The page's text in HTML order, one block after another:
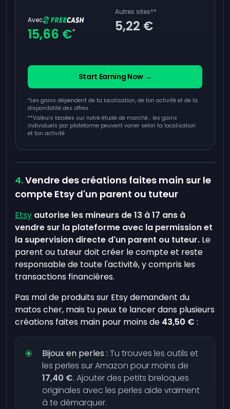
Avec
15,66 €*
Autres sites**
5,22 €
Start Earning Now →
*Les gains dépendent de ta localisation, de ton activité et de la
disponibilité des offres.
**Valeurs basées sur notre étude de marché ; les gains
individuels par plateforme peuvent varier selon ta localisation
et ton activité
Vendre des créations faites main sur le
compte Etsy d'un parent ou tuteur
Etsy autorise les mineurs de 13 à 17 ans à
vendre sur la plateforme avec la permission et
la supervision directe d'un parent ou tuteur. Le
parent ou tuteur doit créer le compte et reste
responsable de toute l'activité, y compris les
transactions financières.
Pas mal de produits sur Etsy demandent du
matos cher, mais tu peux te lancer dans plusieurs
créations faites main pour moins de 43,50 € :
Bijoux en perles : Tu trouves les outils et
les perles sur Amazon pour moins de
17,40 €. Ajouter des petits breloques
originales avec les perles aide vraiment
à te démarquer.